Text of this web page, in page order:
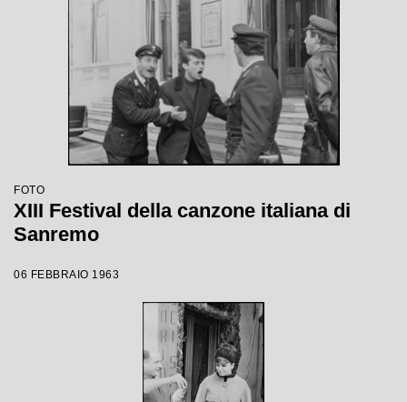
FOTO
XIII Festival della canzone italiana di
Sanremo
06 FEBBRAIO 1963